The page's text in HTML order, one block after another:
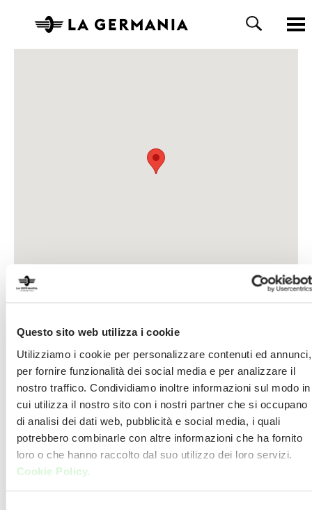
Questo sito web utilizza i cookie
Utilizziamo i cookie per personalizzare contenuti ed annunci,
per fornire funzionalità dei social media e per analizzare il
nostro traffico. Condividiamo inoltre informazioni sul modo in
cui utilizza il nostro sito con i nostri partner che si occupano
di analisi dei dati web, pubblicità e social media, i quali
potrebbero combinarle con altre informazioni che ha fornito
loro o che hanno raccolto dal suo utilizzo dei loro servizi.
Cookie Policy.
THE GOOD GUYS
CAMPBELLTOWN
HOMEBASE CAMPBELLTOWN 24-24A
BLAXLAND ROAD 2560 CAMBELLTOWN
(NSW) AUSTRALIA